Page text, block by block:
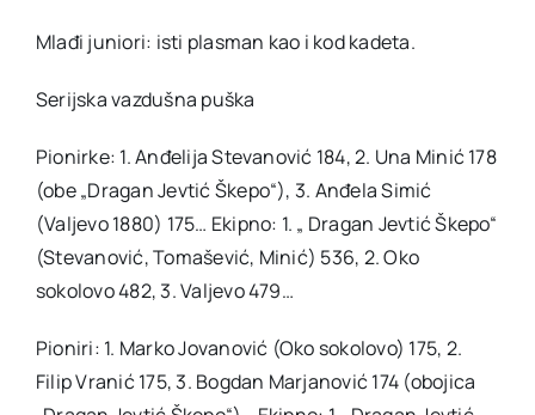
Mlađi juniori: isti plasman kao i kod kadeta.
Serijska vazdušna puška
Pionirke: 1. Anđelija Stevanović 184, 2. Una Minić 178
(obe „Dragan Jevtić Škepo“), 3. Anđela Simić
(Valjevo 1880) 175… Ekipno: 1. „ Dragan Jevtić Škepo“
(Stevanović, Tomašević, Minić) 536, 2. Oko
sokolovo 482, 3. Valjevo 479…
Pioniri: 1. Marko Jovanović (Oko sokolovo) 175, 2.
Filip Vranić 175, 3. Bogdan Marjanović 174 (obojica